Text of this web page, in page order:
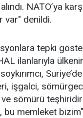
NATO’ya
var" denildi.
tepki
ilanlarıyla
işgalci,
sömürü
bu memleket